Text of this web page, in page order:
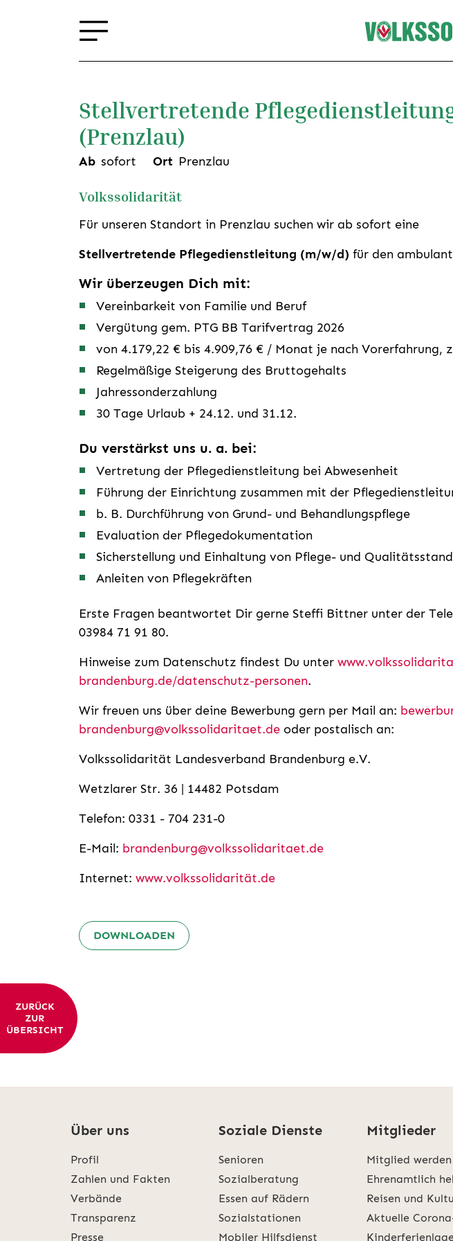
Stellvertretende
(Prenzlau)
Ab sofort Ort Prenzlau
Volkssolidarität
Für unseren Standort in Prenzlau suchen wir ab sofort eine
Stellvertretende Pflegedienstleitung (m/w/d) für den
Wir überzeugen Dich mit:
Vereinbarkeit von Familie und Beruf
Vergütung gem. PTG BB Tarifvertrag 2026
von 4.179,22 € bis 4.909,76 € / Monat je nach Vorerfahrung,
Regelmäßige Steigerung des Bruttogehalts
Jahressonderzahlung
30 Tage Urlaub + 24.12. und 31.12.
Du verstärkst uns u. a. bei:
Vertretung der Pflegedienstleitung bei Abwesenheit
Führung der Einrichtung zusammen mit der
b. B. Durchführung von Grund- und Behandlungspflege
Evaluation der Pflegedokumentation
Sicherstellung und Einhaltung von Pflege- und
Anleiten von Pflegekräften
Erste Fragen beantwortet Dir gerne Steffi Bittner unter der
03984 71 91 80.
Hinweise zum Datenschutz findest Du unter
brandenburg.de/datenschutz-personen.
Wir freuen uns über deine Bewerbung gern per Mail an:
brandenburg@volkssolidaritaet.de oder postalisch an:
Volkssolidarität Landesverband Brandenburg e.V.
Wetzlarer Str. 36 | 14482 Potsdam
Telefon: 0331 - 704 231-0
E-Mail: brandenburg@volkssolidaritaet.de
Internet: www.volkssolidarität.de
DOWNLOADEN
ZURÜCK
ZUR
ÜBERSICHT
Über uns
Profil
Zahlen und Fakten
Verbände
Transparenz
Presse
Soziale Dienste
Senioren
Sozialberatung
Essen auf Rädern
Sozialstationen
Mobiler Hilfsdienst
Mitglieder
Mitglied werden
Ehrenamtlich
Reisen und
Aktuelle